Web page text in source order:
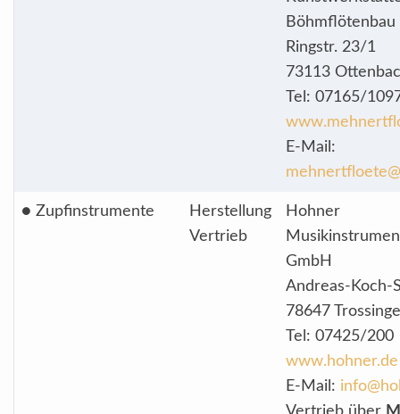
Böhmflötenbau
Ringstr. 23/1
73113
Tel: 07165/
E-Mail:
● Zupfinstrumente
Herstellung
Vertrieb
Hohner
GmbH
Andreas-Koch-
78647
Tel: 07425/200
www.hohner.de
E-Mail: